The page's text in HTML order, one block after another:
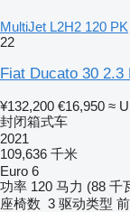
MultiJet L2H2 120 PK
22
Fiat Ducato 30 2.3
¥132,200 €16,950 ≈
封闭箱式车
2021
109,636 千米
Euro 6
功率 120 马力 (88 千
座椅数 3 驱动类型